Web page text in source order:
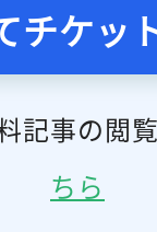
チケッ
記事の閲
ちら